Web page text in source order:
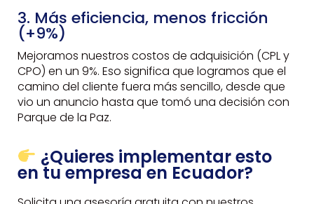
3. Más eficiencia, menos fricción
(+9%)
Mejoramos nuestros costos de adquisición (CPL y
CPO) en un 9%. Eso significa que logramos que el
camino del cliente fuera más sencillo, desde que
vio un anuncio hasta que tomó una decisión con
Parque de la Paz.
¿Quieres implementar esto
en tu empresa en Ecuador?